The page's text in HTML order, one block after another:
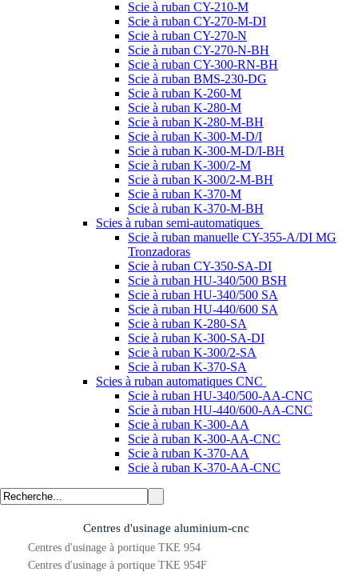
Scie à ruban CY-210-M
Scie à ruban CY-270-M-DI
Scie à ruban CY-270-N
Scie à ruban CY-270-N-BH
Scie à ruban CY-300-RN-BH
Scie à ruban BMS-230-DG
Scie à ruban K-260-M
Scie à ruban K-280-M
Scie à ruban K-280-M-BH
Scie à ruban K-300-M-D/I
Scie à ruban K-300-M-D/I-BH
Scie à ruban K-300/2-M
Scie à ruban K-300/2-M-BH
Scie à ruban K-370-M
Scie à ruban K-370-M-BH
Scies à ruban semi-automatiques
Scie à ruban manuelle CY-355-A/DI MG
Tronzadoras
Scie à ruban CY-350-SA-DI
Scie à ruban HU-340/500 BSH
Scie à ruban HU-340/500 SA
Scie à ruban HU-440/600 SA
Scie à ruban K-280-SA
Scie à ruban K-300-SA-DI
Scie à ruban K-300/2-SA
Scie à ruban K-370-SA
Scies à ruban automatiques CNC
Scie à ruban HU-340/500-AA-CNC
Scie à ruban HU-440/600-AA-CNC
Scie à ruban K-300-AA
Scie à ruban K-300-AA-CNC
Scie à ruban K-370-AA
Scie à ruban K-370-AA-CNC
Centres d'usinage aluminium-cnc
Centres d'usinage à portique TKE 954
Centres d'usinage à portique TKE 954F